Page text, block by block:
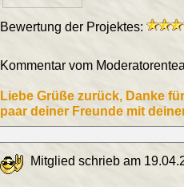
Bewertung der Projektes:
Kommentar vom
Liebe Grüße zurück, Danke
paar deiner Freunde mit
Mitglied schrieb am